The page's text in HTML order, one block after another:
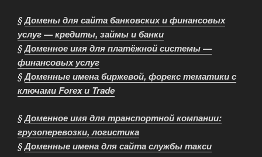
§Домены для сайта банковских и финансовых
услуг — кредиты, займы и банки
§Доменное имя для платёжной системы —
финансовых услуг
§Доменные имена биржевой, форекс тематики с
ключами Forex и Trade
§Доменное имя для транспортной компании:
грузоперевозки, логистика
§Доменные имена для сайта службы такси